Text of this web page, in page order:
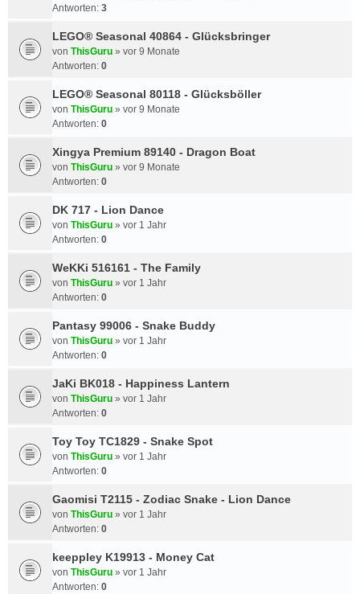
Antworten: 3
LEGO® Seasonal 40864 - Glücksbringer
von ThisGuru » vor 9 Monate
Antworten: 0
LEGO® Seasonal 80118 - Glücksböller
von ThisGuru » vor 9 Monate
Antworten: 0
Xingya Premium 89140 - Dragon Boat
von ThisGuru » vor 9 Monate
Antworten: 0
DK 717 - Lion Dance
von ThisGuru » vor 1 Jahr
Antworten: 0
WeKKi 516161 - The Family
von ThisGuru » vor 1 Jahr
Antworten: 0
Pantasy 99006 - Snake Buddy
von ThisGuru » vor 1 Jahr
Antworten: 0
JaKi BK018 - Happiness Lantern
von ThisGuru » vor 1 Jahr
Antworten: 0
Toy Toy TC1829 - Snake Spot
von ThisGuru » vor 1 Jahr
Antworten: 0
Gaomisi T2115 - Zodiac Snake - Lion Dance
von ThisGuru » vor 1 Jahr
Antworten: 0
keeppley K19913 - Money Cat
von ThisGuru » vor 1 Jahr
Antworten: 0